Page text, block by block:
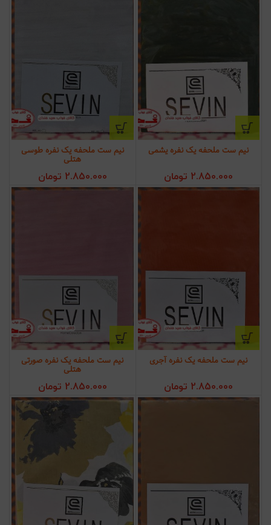
نیم ست ملحفه یک نفره یشمی
2.850.000 تومان
نیم ست ملحفه یک نفره طوسی
هتلی
2.850.000 تومان
نیم ست ملحفه یک نفره آجری
2.850.000 تومان
نیم ست ملحفه یک نفره صورتی
هتلی
2.850.000 تومان